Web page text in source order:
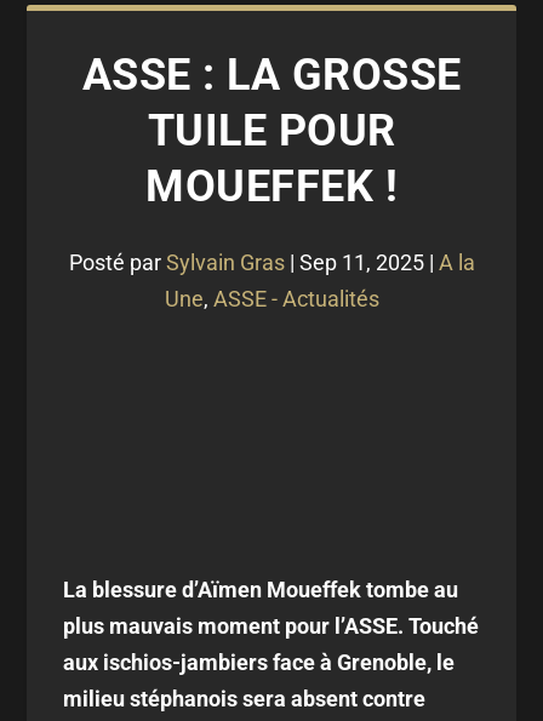
ASSE : LA GROSSE
TUILE POUR
MOUEFFEK !
Posté parSylvain Gras| Sep 11, 2025| A la
Une, ASSE - Actualités
La blessure d’Aïmen Moueffek tombe au
plus mauvais moment pour l’ASSE. Touché
aux ischios-jambiers face à Grenoble, le
milieu stéphanois sera absent contre